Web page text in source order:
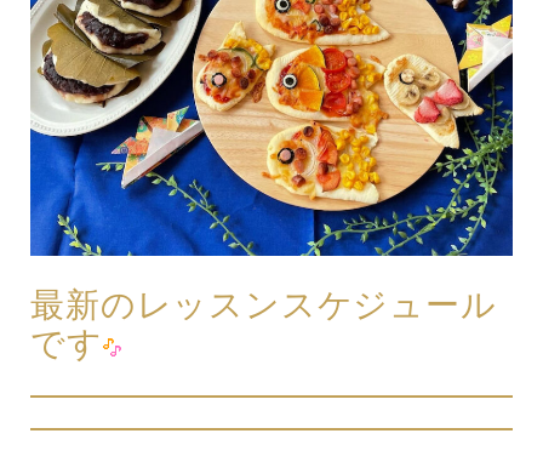
最新のレッスンスケジュール
です